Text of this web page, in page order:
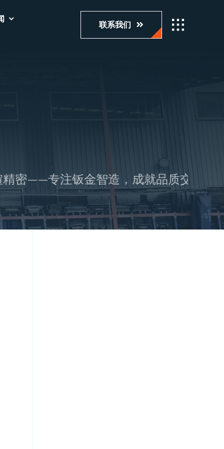
联系我们
——专注钣金智造，成就品质交付。 –